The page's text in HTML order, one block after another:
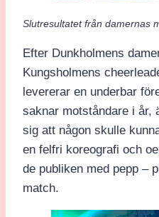
Slutresultatet från damernas
Efter Dunkholmens
Kungsholmens
levererar en underbar
saknar motståndare i år,
sig att någon skulle
en felfri koreografi och
de publiken med pepp –
match.